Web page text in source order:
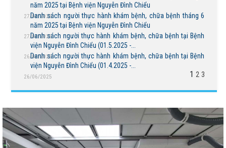
năm 2025 tại Bệnh viện Nguyễn Đình Chiểu
27/08/2025
Danh sách người thực hành khám bệnh, chữa bệnh tháng 6
năm 2025 tại Bệnh viện Nguyễn Đình Chiểu
27/08/2025
Danh sách người thực hành khám bệnh, chữa bệnh tại Bệnh
viện Nguyễn Đình Chiểu (01.5.2025 -...
26/06/2025
Danh sách người thực hành khám bệnh, chữa bệnh tại Bệnh
viện Nguyễn Đình Chiểu (01.4.2025 -...
26/06/2025 1 2 3